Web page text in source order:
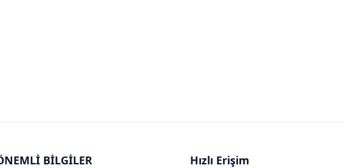
BİLGİLER Hızlı Erişim